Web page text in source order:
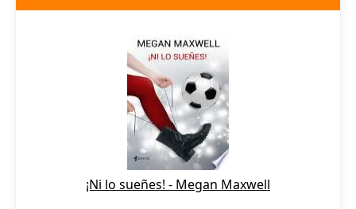
¡Ni lo sueñes! - Megan Maxwell